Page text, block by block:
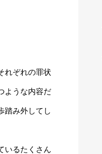
れぞれの罪状
ような内容だ
踏み外してし
いるたくさん